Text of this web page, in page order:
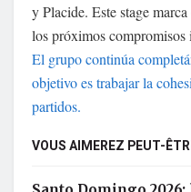
y Placide. Este stage
los próximos compromisos
El grupo continúa
objetivo es trabajar la
partidos.
VOUS AIMEREZ PEUT-